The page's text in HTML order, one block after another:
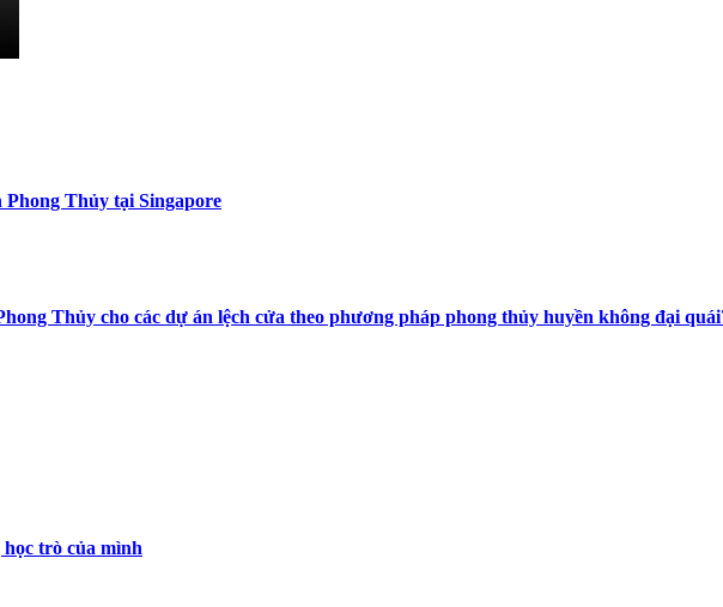
Thủy tại Singapore
Thủy cho các dự án lệch cửa theo phương pháp phong thủy huyền không đại
trò của mình